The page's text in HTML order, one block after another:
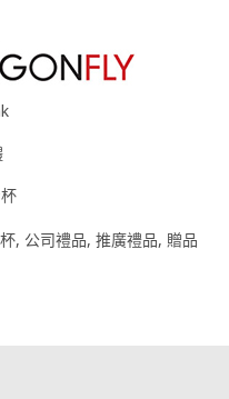
, 公司禮品, 推廣禮品, 贈品